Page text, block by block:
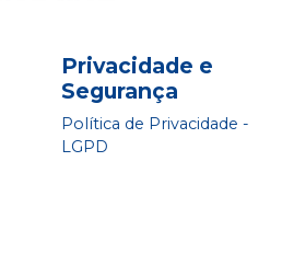
Privacidade e
Segurança
Política de Privacidade -
LGPD